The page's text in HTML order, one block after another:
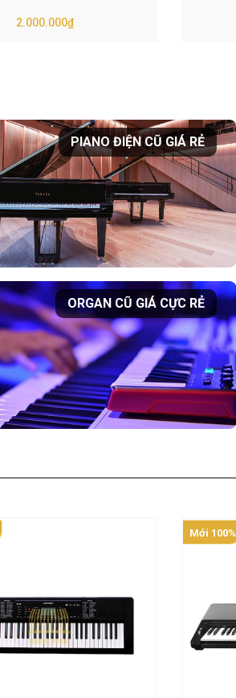
2.000.000₫
PIANO ĐIỆN CŨ GIÁ RẺ
ORGAN CŨ GIÁ CỰC RẺ
Mới 100%